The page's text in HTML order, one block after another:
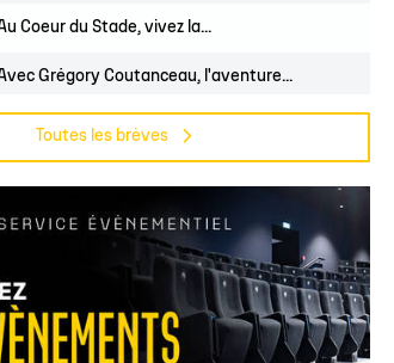
Coeur du Stade, vivez la...
Grégory Coutanceau, l'aventure...
Billetterie, les dates de mises en...
Toutes les brèves